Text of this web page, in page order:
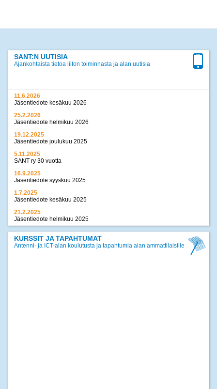
SANT:N UUTISIA
Ajankohtaista tietoa liiton toiminnasta ja alan uutisia
11.6.2026
Jäsentiedote kesäkuu 2026
25.2.2026
Jäsentiedote helmikuu 2026
19.12.2025
Jäsentiedote joulukuu 2025
5.11.2025
SANT ry 30 vuotta
16.9.2025
Jäsentiedote syyskuu 2025
1.7.2025
Jäsentiedote kesäkuu 2025
21.2.2025
Jäsentiedote helmikuu 2025
17.12.2024
Jäsentiedote joulukuu 2024
KURSSIT JA TAPAHTUMAT
Antenni- ja ICT-alan koulutusta ja tapahtumia alan ammattilaisille